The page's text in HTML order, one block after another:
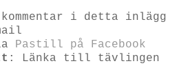
i detta inlägg
Pastill på Facebook
: Länka till tävlingen